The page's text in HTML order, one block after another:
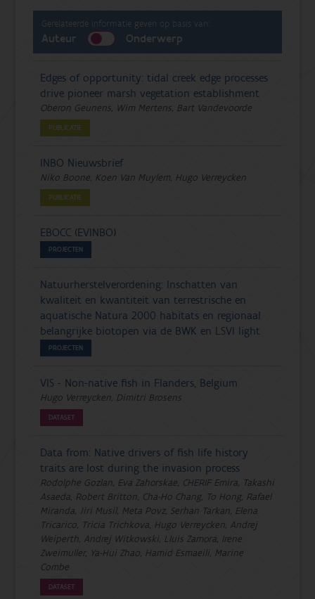
Gerelateerde informatie geven op basis van:
Auteur Onderwerp
Edges of opportunity: tidal creek edge processes
drive pioneer marsh vegetation establishment
Oberon Geunens, Wim Mertens, Bart Vandevoorde
PUBLICATIE
INBO Nieuwsbrief
Niko Boone, Koen Van Muylem, Hugo Verreycken
PUBLICATIE
EBOCC (EVINBO)
PROJECTEN
Natuurherstelverordening: Inschatten van
kwaliteit en kwantiteit van terrestrische en
aquatische Natura 2000 habitats en regionaal
belangrijke biotopen via de BWK en LSVI light
PROJECTEN
VIS - Non-native fish in Flanders, Belgium
Hugo Verreycken, Dimitri Brosens
DATASET
Data from: Native drivers of fish life history
traits are lost during the invasion process
Rodolphe Gozlan, Eva Zahorskae, CHERIF Emira, Takashi
Asaeda, Robert Britton, Cha-Ho Chang, To Hong, Rafael
Miranda, Jiri Musil, Meta Povz, Serhan Tarkan, Elena
Tricarico, Tricia Trichkova, Hugo Verreycken, Andrej
Weiperth, Andrej Witkowski, Lluis Zamora, Irene
Zweimuller, Ya-Hui Zhao, Hamid Esmaeili, Marine
Combe
DATASET